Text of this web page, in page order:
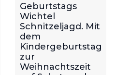
Geburtstags
Wichtel
Schnitzeljagd. Mit
dem
Kindergeburtstag
zur
Weihnachtszeit